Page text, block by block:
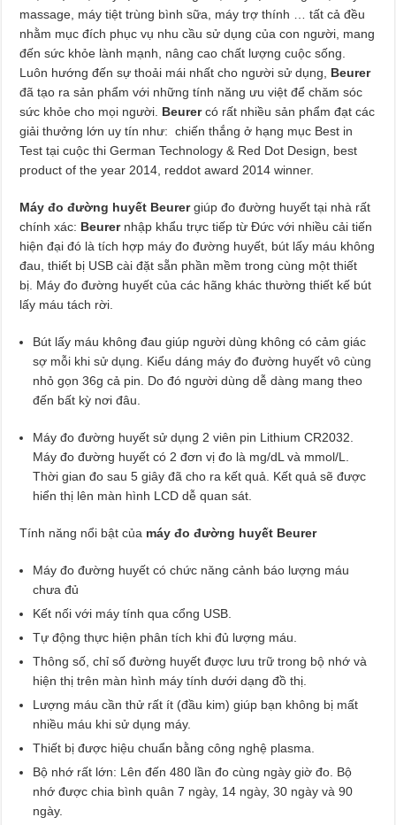
massage, máy tiệt trùng bình sữa, máy trợ thính … tất cả đều
nhằm mục đích phục vụ nhu cầu sử dụng của con người, mang
đến sức khỏe lành mạnh, nâng cao chất lượng cuộc sống.
Luôn hướng đến sự thoải mái nhất cho người sử dụng, Beurer
đã tạo ra sản phẩm với những tính năng ưu việt để chăm sóc
sức khỏe cho mọi người. Beurercó rất nhiều sản phẩm đạt các
giải thưởng lớn uy tín như: chiến thắng ở hạng mục Best in
Test tại cuộc thi German Technology & Red Dot Design, best
product of the year 2014, reddot award 2014 winner.
Máy đo đường huyết Beurergiúp đo đường huyết tại nhà rất
chính xác: Beurer nhập khẩu trực tiếp từ Đức với nhiều cải tiến
hiện đại đó là tích hợp máy đo đường huyết, bút lấy máu không
đau, thiết bị USB cài đặt sẵn phần mềm trong cùng một thiết
bị. Máy đo đường huyết của các hãng khác thường thiết kế bút
lấy máu tách rời.
Bút lấy máu không đau giúp người dùng không có cảm giác
sợ mỗi khi sử dụng. Kiểu dáng máy đo đường huyết vô cùng
nhỏ gọn 36g cả pin. Do đó người dùng dễ dàng mang theo
đến bất kỳ nơi đâu.
Máy đo đường huyết sử dụng 2 viên pin Lithium CR2032.
Máy đo đường huyết có 2 đơn vị đo là mg/dL và mmol/L.
Thời gian đo sau 5 giây đã cho ra kết quả. Kết quả sẽ được
hiển thị lên màn hình LCD dễ quan sát.
Tính năng nổi bật của máy đo đường huyết Beurer
Máy đo đường huyết có chức năng cảnh báo lượng máu
chưa đủ
Kết nối với máy tính qua cổng USB.
Tự động thực hiện phân tích khi đủ lượng máu.
Thông số, chỉ số đường huyết được lưu trữ trong bộ nhớ và
hiện thị trên màn hình máy tính dưới dạng đồ thị.
Lượng máu cần thử rất ít (đầu kim) giúp bạn không bị mất
nhiều máu khi sử dụng máy.
Thiết bị được hiệu chuẩn bằng công nghệ plasma.
Bộ nhớ rất lớn: Lên đến 480 lần đo cùng ngày giờ đo. Bộ
nhớ được chia bình quân 7 ngày, 14 ngày, 30 ngày và 90
ngày.